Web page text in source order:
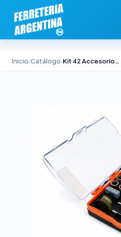
Inicio›Catálogo› Kit 42 Accesorios para Minitorno Black & Decker